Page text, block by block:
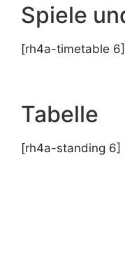
Spiele
[rh4a-timetable 6]
Tabelle
[rh4a-standing 6]